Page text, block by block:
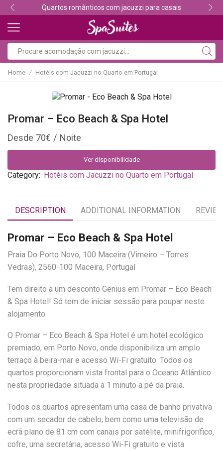
Descubra os melhores alojamentos com
Home / Hotéis com Jacuzzi no Quarto em Portugal
Promar – Eco Beach & Spa Hotel
70€
Ver disponibilidade
Category: Hotéis com Jacuzzi no Quarto em Portugal
DESCRIPTION ADDITIONAL INFORMATION
Promar – Eco Beach & Spa Hotel
Praia Do Porto Novo, 100 Maceira (Vimeiro – Torres
Vedras), 2560-100 Maceira, Portugal
Tem direito a um desconto Genius em Promar – Eco Beach
& Spa Hotel! Só tem de iniciar sessão para poupar neste
alojamento.
O Promar – Eco Beach & Spa Hotel é um hotel ecológico
premiado, em Porto Novo, onde disponibiliza um amplo
terraço à beira-mar e acesso Wi-Fi gratuito. Todos os
quartos proporcionam vista frontal para o Oceano Atlântico
nesta propriedade situada a 1 minuto a pé da praia.
Todos os quartos apresentam uma casa de banho privativa
com um secador de cabelo, bem como uma televisão de
ecrã plano de 81 cm com canais por satélite, minifrigorífico,
cofre, uma secretária, acesso Wi-Fi gratuito e vista